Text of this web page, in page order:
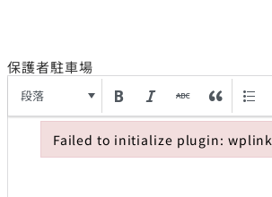
保護者駐車場
段落
Failed to initialize plugin: wplink
Failed to initialize plugin: wplink